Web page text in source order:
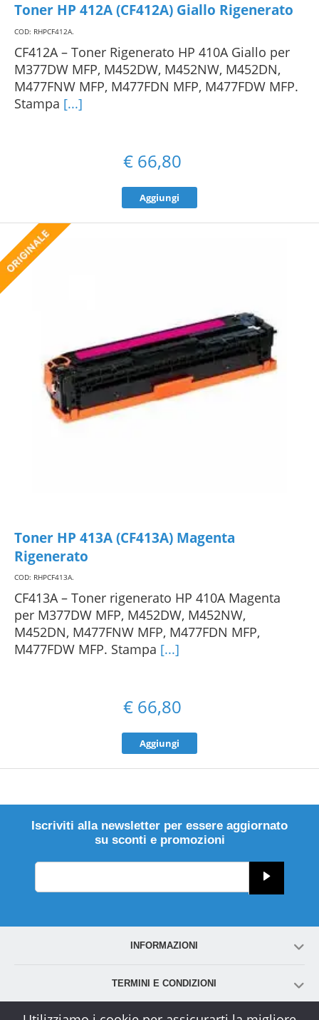
Toner HP 412A (CF412A) Giallo Rigenerato
COD: RHPCF412A.
CF412A – Toner Rigenerato HP 410A Giallo per
M377DW MFP, M452DW, M452NW, M452DN,
M477FNW MFP, M477FDN MFP, M477FDW MFP.
Stampa [...]
€ 66,80
Aggiungi
Toner HP 413A (CF413A) Magenta
Rigenerato
COD: RHPCF413A.
CF413A – Toner rigenerato HP 410A Magenta
per M377DW MFP, M452DW, M452NW,
M452DN, M477FNW MFP, M477FDN MFP,
M477FDW MFP. Stampa [...]
€ 66,80
Aggiungi
Iscriviti alla newsletter per essere aggiornato
su sconti e promozioni
INFORMAZIONI
TERMINI E CONDIZIONI